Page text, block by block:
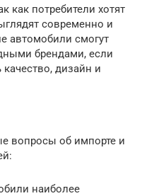
как потребители хотят
современно и
автомобили смогут
брендами, если
дизайн и
вопросы об импорте и
наиболее